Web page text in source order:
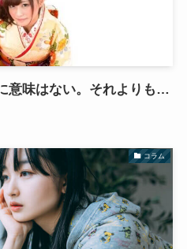
意味はない。それよりも…
コラム